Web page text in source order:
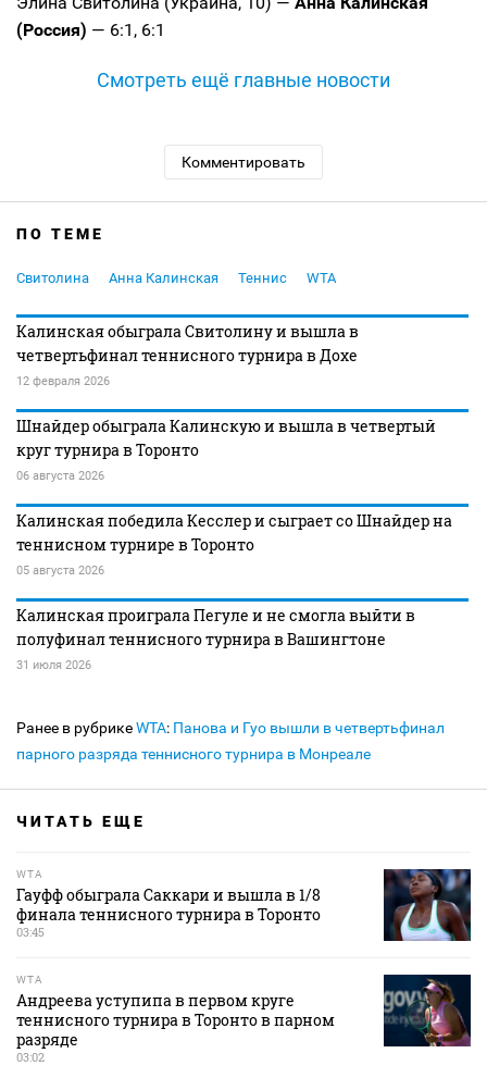
(Россия) — 6:1, 6:1
Смотреть ещё главные новости
Комментировать
ПО ТЕМЕ
Свитолина Анна Калинская Теннис WTA
Калинская обыграла Свитолину и вышла в
четвертьфинал теннисного турнира в Дохе
12 февраля 2026
Шнайдер обыграла Калинскую и вышла в четвертый
круг турнира в Торонто
06 августа 2026
Калинская победила Кесслер и сыграет со Шнайдер на
теннисном турнире в Торонто
05 августа 2026
Калинская проиграла Пегуле и не смогла выйти в
полуфинал теннисного турнира в Вашингтоне
31 июля 2026
Ранее в рубрикеWTA: Панова и Гуо вышли в четвертьфинал
парного разряда теннисного турнира в Монреале
ЧИТАТЬ ЕЩЕ
WTA
Гауфф обыграла Саккари и вышла в 1/8
финала теннисного турнира в Торонто
03:45
WTA
Андреева уступипа в первом круге
теннисного турнира в Торонто в парном
разряде
03:02